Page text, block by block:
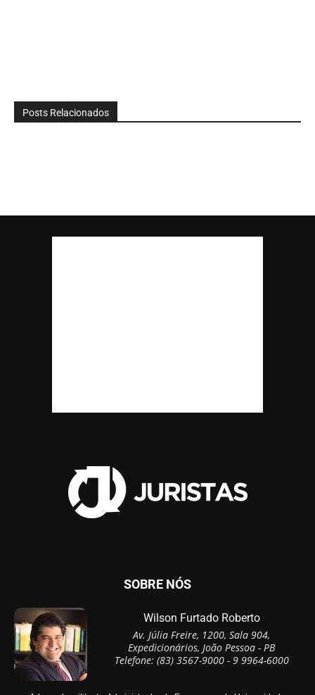
Posts Relacionados
SOBRE NÓS
Wilson Furtado Roberto
Av. Júlia Freire, 1200, Sala 904,
Expedicionários, João Pessoa - PB
Telefone: (83) 3567-9000 - 9 9964-6000